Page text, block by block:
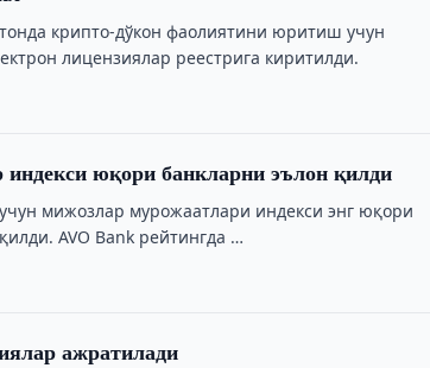
крипто-дўкон фаолиятини юритиш учун
лицензиялар реестрига киритилди.
юқори банкларни эълон қилди
мижозлар мурожаатлари индекси энг юқори
AVO Bank рейтингда …
ажратилади